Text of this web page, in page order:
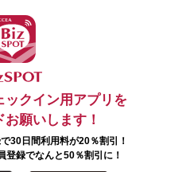
ックイン用アプリを
願いします！
30日間利用料が20％割引！
録でなんと50％割引に！